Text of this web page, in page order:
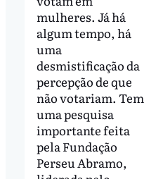
mulheres. Já há
algum tempo, há
uma
desmistificação da
percepção de que
não votariam. Tem
uma pesquisa
importante feita
pela Fundação
Perseu Abramo,